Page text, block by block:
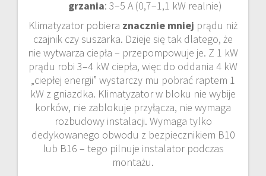
grzania: 3–5 A (0,7–1,1 kW realnie)
Klimatyzator pobiera znacznie mniej prądu niż
czajnik czy suszarka. Dzieje się tak dlatego, że
nie wytwarza ciepła – przepompowuje je. Z 1 kW
prądu robi 3–4 kW ciepła, więc do oddania 4 kW
„ciepłej energii” wystarczy mu pobrać raptem 1
kW z gniazdka. Klimatyzator w bloku nie wybije
korków, nie zablokuje przyłącza, nie wymaga
rozbudowy instalacji. Wymaga tylko
dedykowanego obwodu z bezpiecznikiem B10
lub B16 – tego pilnuje instalator podczas
montażu.